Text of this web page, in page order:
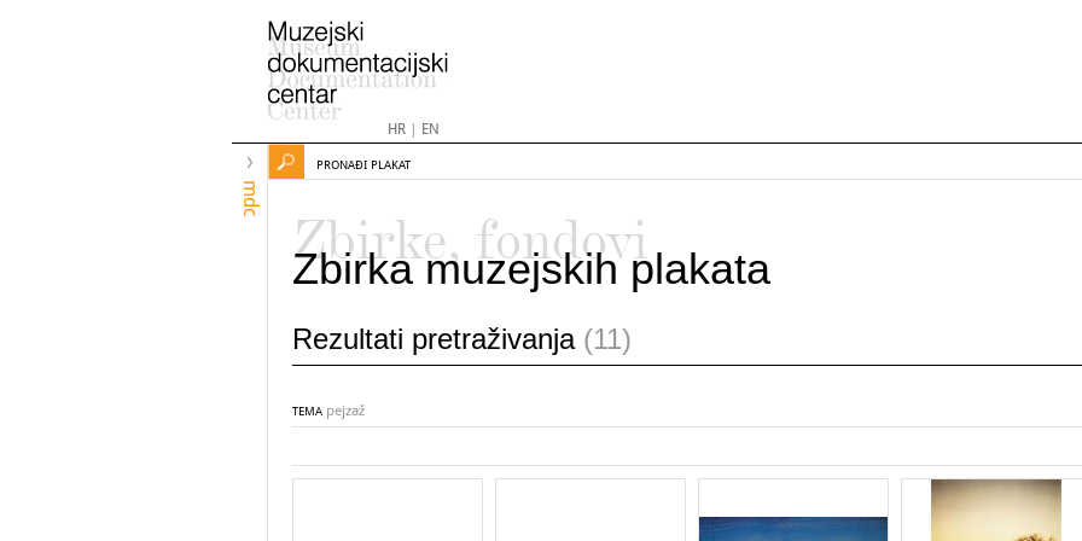
HR| EN
mdc
PRONAĐI PLAKAT
Zbirke, fondovi
Zbirka muzejskih plakata
Rezultati pretraživanja (11)
TEMA pejzaž